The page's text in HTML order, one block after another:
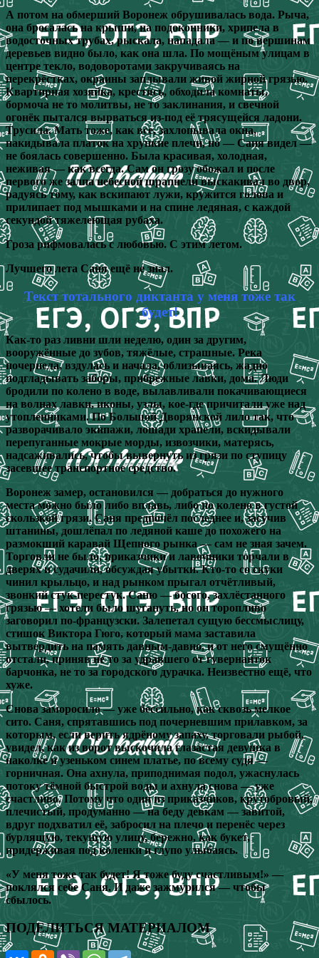
А потом на обмерший Воронеж обрушивалась вода. Рыча,
она бросалась на крыши, на подоконники, хрипела в
водосточных трубах, рыскала, нападала — и по вершинам
деревьев видно было, как она шла. По мощёным улицам в
центре текло, водоворотами закручиваясь на
перекрёстках, окраины заплывали живой жирной грязью.
Квартирная хозяйка, крестясь, обходила комнаты,
бормоча не то молитвы, не то заклинания, и свечной
огонёк пытался вырваться из-под её трясущейся ладони.
Трусила. Мать тоже, как все, захлопывала окна,
накидывала платок на хрупкие плечи, но — Саня видел —
не боялась совершенно. Была красивая, холодная,
неживая — как всегда. Сам он грозу обожал и после
первого же залпа небесной шрапнели выскакивал во двор,
радуясь тому, как вскипают лужи, кружится голова и
прилипает под мышками и на спине ледяная, с каждой
секундой тяжелеющая рубаха.
Гроза рифмовалась с любовью. С этим летом.
Лучшего лета Саня ещё не знал.
Текст тотального диктанта у меня тоже так
будет!
Как-то раз ливни шли неделю, один за другим,
вооружённые до зубов, тяжёлые, страшные. Река
почернела, вздулась и начала, облизываясь, жадно
подгладывать заборы, прибрежные лавки, дома. Люди
бродили по колено в воде, вылавливали покачивающиеся
на волнах лавки, иконы, узлы, кое-где причитали уже над
утопленниками. По Большой Дворянской лило так, что
разворачивало экипажи, лошади храпели, вскидывали
перепуганные мокрые морды, извозчики, матерясь,
надсаживались, чтобы вывернуть из грязи по ступицу
засевшее транспортное средство.
Воронеж замер, остановился — добраться до нужного
места можно было либо вплавь, либо по колено в густой
скользкой грязи. Саня предпочёл последнее и, засучив
штанины, дошлёпал по ледяной каше до похожего на
размокший каравай Щепного рынка — сам не зная зачем.
Торговли не было, приказчики и лавочники торчали в
дверях и судачили, обсуждая убытки. Кто-то со скуки
чинил крыльцо, и над рынком прыгал отчётливый,
звонкий стук-перестук. Саню — босого, захлёстанного
грязью — хотели было шугануть, но он торопливо
заговорил по-французски. Залепетал сущую бессмыслицу,
стишок Виктора Гюго, который мама заставила
вытвердить на память давным-давно, и от него смущённо
отстали, приняв не то за удравшего от гувернанток
барчонка, не то за городского дурачка. Неизвестно ещё, что
хуже.
Снова заморосило — уже бессильно, как сквозь мелкое
сито. Саня, спрятавшись под почерневшим прилавком, за
которым, если верить ядрёному запаху, торговали рыбой,
увидел, как из ворот выскочила глазастая девушка в
наколке и узеньком синем платье, по всему судя —
горничная. Она ахнула, приподнимая подол, ужаснулась
потоку тёмной быстрой воды и ахнула снова — уже
счастливо. Потому что один из приказчиков, крутобровый,
плечистый, продуманно — на беду девкам — завитой,
вдруг подхватил её, забросил на плечо и перенёс через
бурлящую, текущую улицу, бережно, как букет,
придерживая под коленки и глупо улыбаясь.
«У меня тоже так будет! Я тоже буду счастливым!» —
поклялся себе Саня. И даже зажмурился — чтобы
сбылось.
ПОДЕЛИТЬСЯ МАТЕРИАЛОМ